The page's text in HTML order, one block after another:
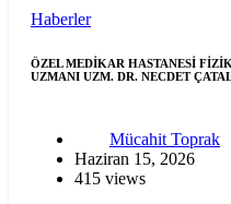
Haberler
ÖZEL MEDİKAR HASTANESİ
UZMANI UZM. DR. NECDET
Mücahit Toprak
Haziran 15, 2026
415 views